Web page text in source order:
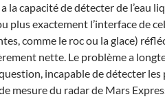
la capacité de détecter de l’eau
plus exactement l’interface de
comme le roc ou la glace)
nette. Le problème a
incapable de détecter les
mesure du radar de Mars